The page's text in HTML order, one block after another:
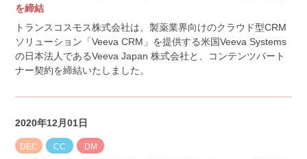
を締結
トランスコスモス株式会社は、製薬業界向けのクラウド型CRM
ソリューション「Veeva CRM」を提供する米国Veeva Systems
の日本法人であるVeeva Japan 株式会社と、コンテンツパート
ナー契約を締結いたしました。
2020年12月01日
DEC CC DM